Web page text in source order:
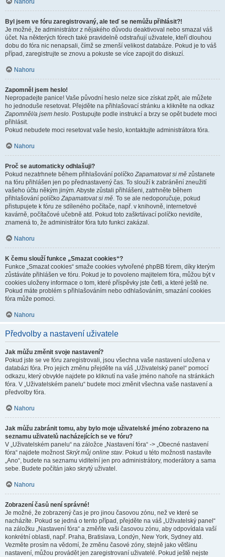
Nahoru
Byl jsem ve fóru zaregistrovaný, ale teď se nemůžu přihlásit?!
Je možné, že administrátor z nějakého důvodu deaktivoval nebo smazal váš
účet. Na některých fórech také pravidelně odstraňují uživatele, kteří dlouhou
dobu do fóra nic nenapsali, čímž se zmenší velikost databáze. Pokud je to váš
případ, zaregistrujte se znovu a pokuste se více zapojit do diskuzí.
Nahoru
Zapomněl jsem heslo!
Nepropadejte panice! Vaše původní heslo nelze sice získat zpět, ale můžete
ho jednoduše resetovat. Přejděte na přihlašovací stránku a klikněte na odkaz
Zapomněl/a jsem heslo. Postupujte podle instrukcí a brzy se opět budete moci
přihlásit.
Pokud nebudete moci resetovat vaše heslo, kontaktujte administrátora fóra.
Nahoru
Proč se automaticky odhlašuji?
Pokud nezatrhnete během přihlašování políčkoZapamatovat si mě zůstanete
na fóru přihlášen jen po přednastavený čas. To slouží k zabránění zneužití
vašeho účtu někým jiným. Abyste zůstali přihlášeni, zatrhněte během
přihlašování políčkoZapamatovat si mě. To se ale nedoporučuje, pokud
přistupujete k fóru ze sdíleného počítače, např. v knihovně, internetové
kavárně, počítačové učebně atd. Pokud toto zaškrtávací políčko nevidíte,
znamená to, že administrátor fóra tuto funkci zakázal.
Nahoru
K čemu slouží funkce „Smazat cookies“?
Funkce „Smazat cookies“ smaže cookies vytvořené phpBB fórem, díky kterým
zůstáváte přihlášen ve fóru. Pokud je to povoleno majitelem fóra, můžou být v
cookies uloženy informace o tom, které příspěvky jste četli, a které ještě ne.
Pokud máte problém s přihlašováním nebo odhlašováním, smazání cookies
fóra může pomoci.
Nahoru
Předvolby a nastavení uživatele
Jak můžu změnit svoje nastavení?
Pokud jste se ve fóru zaregistrovali, jsou všechna vaše nastavení uložena v
databázi fóra. Pro jejich změnu přejděte na váš „Uživatelský panel“ pomocí
odkazu, který obvykle najdete po kliknutí na vaše jméno nahoře na stránkách
fóra. V „Uživatelském panelu“ budete moci změnit všechna vaše nastavení a
předvolby fóra.
Nahoru
Jak můžu zabránit tomu, aby bylo moje uživatelské jméno zobrazeno na
seznamu uživatelů nacházejících se ve fóru?
V „Uživatelském panelu“ na záložce „Nastavení fóra“ -> „Obecné nastavení
fóra“ najdete možnostSkrýt můj online stav. Pokud u této možnosti nastavíte
„Ano“, budete na seznamu viditelní jen pro administrátory, moderátory a sama
sebe. Budete počítán jako skrytý uživatel.
Nahoru
Zobrazení časů není správné!
Je možné, že zobrazený čas je pro jinou časovou zónu, než ve které se
nacházíte. Pokud se jedná o tento případ, přejděte na váš „Uživatelský panel“
na záložku „Nastavení fóra“ a změňte vaši časovou zónu, aby odpovídala vaší
konkrétní oblasti, např. Praha, Bratislava, Londýn, New York, Sydney atd.
Vezměte prosím na vědomí, že změnu časové zóny, stejně jako většinu
nastavení, můžou provádět jen zaregistrovaní uživatelé. Pokud ještě nejste